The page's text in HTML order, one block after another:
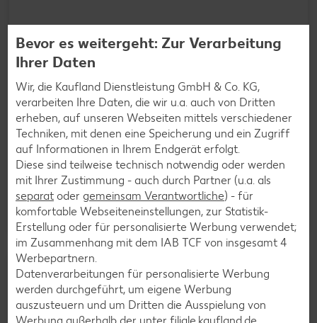
PERSIL
Color- oder Vollwaschmittel
je
-10%
15.99
Bevor es weitergeht: Zur Verarbeitung
Ihrer Daten
Wir, die Kaufland Dienstleistung GmbH & Co. KG,
verarbeiten Ihre Daten, die wir u.a. auch von Dritten
erheben, auf unseren Webseiten mittels verschiedener
Techniken, mit denen eine Speicherung und ein Zugriff
auf Informationen in Ihrem Endgerät erfolgt.
Diese sind teilweise technisch notwendig oder werden
mit Ihrer Zustimmung - auch durch Partner (u.a. als
separat oder gemeinsam Verantwortliche) - für
komfortable Webseiteneinstellungen, zur Statistik-
Erstellung oder für personalisierte Werbung verwendet;
im Zusammenhang mit dem IAB TCF von insgesamt 4
Werbepartnern.
Datenverarbeitungen für personalisierte Werbung
werden durchgeführt, um eigene Werbung
auszusteuern und um Dritten die Ausspielung von
Werbung außerhalb der unter filiale.kaufland.de